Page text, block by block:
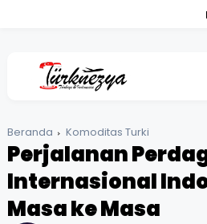
Beranda Komoditas Turki
Perjalanan
Internasional
Masa ke Masa